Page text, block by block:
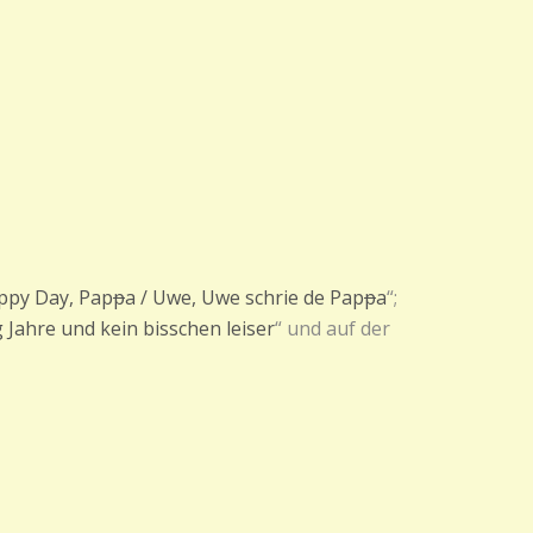
Day, Pappa / Uwe, Uwe schrie de Pappa“;
Jahre und kein bisschen leiser“ und auf der